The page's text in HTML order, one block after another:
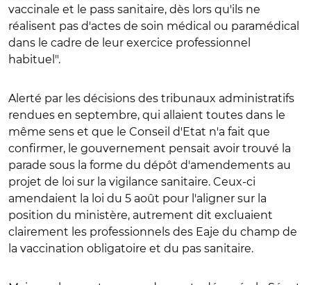
vaccinale et le pass sanitaire, dès lors qu'ils ne
réalisent pas d'actes de soin médical ou paramédical
dans le cadre de leur exercice professionnel
habituel".
Alerté par les décisions des tribunaux administratifs
rendues en septembre, qui allaient toutes dans le
même sens et que le Conseil d'Etat n'a fait que
confirmer, le gouvernement pensait avoir trouvé la
parade sous la forme du dépôt d'amendements au
projet de loi sur la vigilance sanitaire. Ceux-ci
amendaient la loi du 5 août pour l'aligner sur la
position du ministère, autrement dit excluaient
clairement les professionnels des Eaje du champ de
la vaccination obligatoire et du pas sanitaire.